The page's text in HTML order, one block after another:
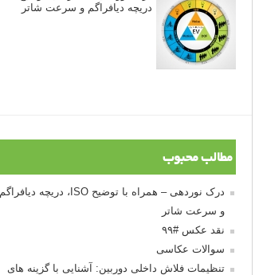
دریچه دیافراگم و سرعت شاتر
مطالب محبوب
درک نوردهی – همراه با توضیح ISO، دریچه دیافراگم
و سرعت شاتر
نقد عکس #۹۹
سوالات عکاسی
تنظیمات فلاش داخلی دوربین: آشنایی با گزینه های